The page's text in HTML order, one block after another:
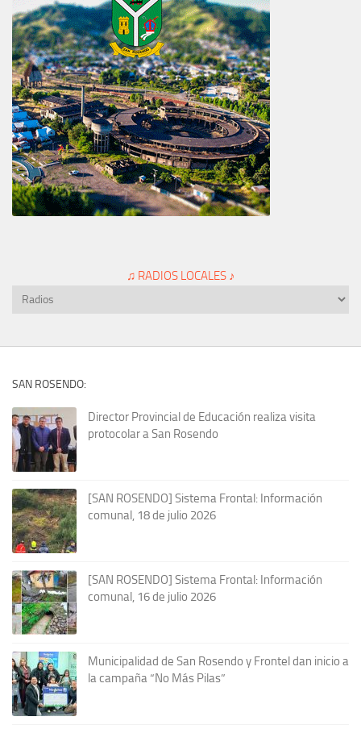
♫ RADIOS LOCALES ♪
SAN ROSENDO:
Director Provincial de Educación realiza visita
protocolar a San Rosendo
[SAN ROSENDO] Sistema Frontal: Información
comunal, 18 de julio 2026
[SAN ROSENDO] Sistema Frontal: Información
comunal, 16 de julio 2026
Municipalidad de San Rosendo y Frontel dan inicio a
la campaña “No Más Pilas”